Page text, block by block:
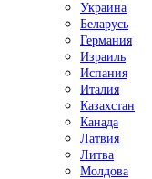
Украина
Беларусь
Германия
Израиль
Испания
Италия
Казахстан
Канада
Латвия
Литва
Молдова